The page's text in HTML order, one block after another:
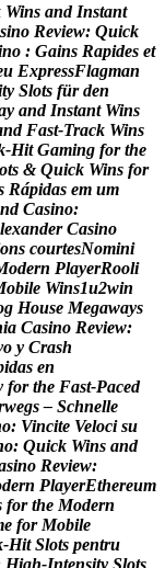
Wins and Instant
sino Review: Quick
no : Gains Rapides et
u ExpressFlagman
ty Slots für den
y and Instant Wins
nd Fast‑Track Wins
‑Hit Gaming for the
ots & Quick Wins for
Rápidas em um
nd Casino:
lexander Casino
ons courtesNomini
odern PlayerRooli
obile Wins1u2win
g House Megaways
ia Casino Review:
o y Crash
idas en
for the Fast‑Paced
wegs – Schnelle
o: Vincite Veloci su
o: Quick Wins and
sino Review:
dern PlayerEthereum
for the Modern
e for Mobile
‑Hit Slots pentru
High‑Intensity Slots